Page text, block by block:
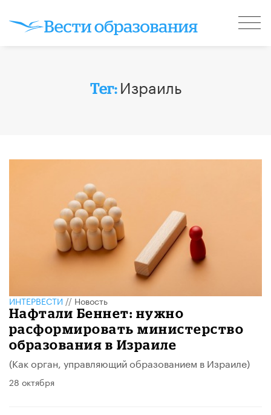
Тег: Израиль
ИНТЕРВЕСТИ//Новость
Нафтали Беннет: нужно
расформировать министерство
образования в Израиле
(Как орган, управляющий образованием в Израиле)
28 октября